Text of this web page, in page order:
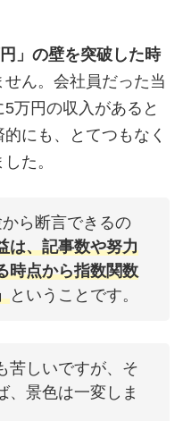
」の壁を突破した時
ん。会社員だった当
万円の収入があると
にも、とてつもなく
た。
ら断言できるの
は、記事数や努力
時点から指数関数
ということです。
苦しいですが、そ
、景色は一変しま